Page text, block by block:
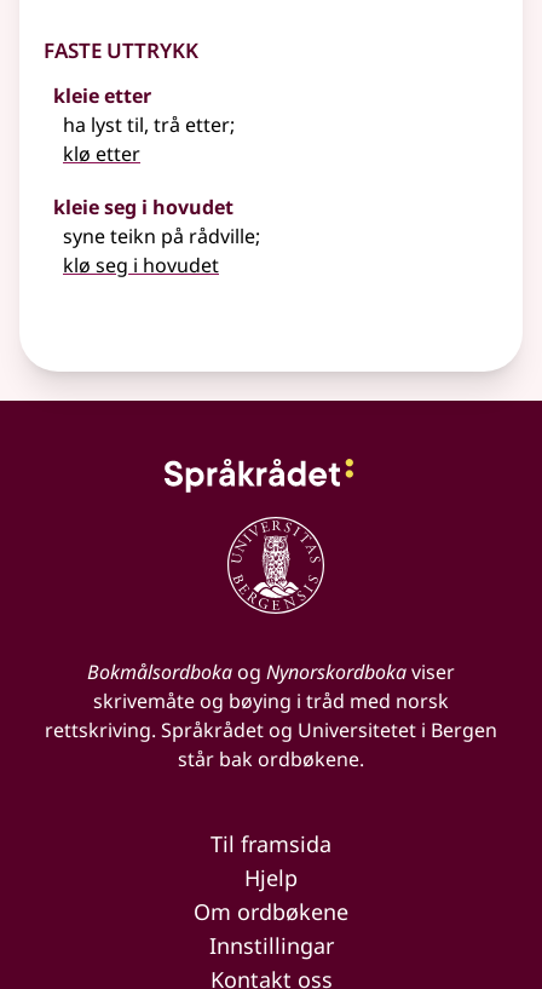
Faste uttrykk
kleie etter
ha lyst til, trå etter;
klø etter
kleie seg i hovudet
syne teikn på rådville;
klø seg i hovudet
Bokmålsordbokaog Nynorskordbokaviser
skrivemåte og bøying i tråd med norsk
rettskriving. Språkrådet og Universitetet i Bergen
står bak ordbøkene.
Til framsida
Hjelp
Om ordbøkene
Innstillingar
Kontakt oss